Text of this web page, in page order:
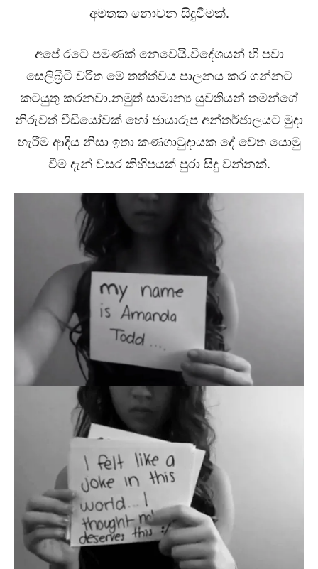
අමතක නොවන සිදුවීමක්.
අපේ රටේ පමණක් නෙවෙයි.විදේශයන් හි පවා
සෙලිබ්‍රිටි චරිත මේ තත්ත්වය පාලනය කර ගන්නට
කටයුතු කරනවා.නමුත් සාමාන්‍ය යුවතියන් තමන්ගේ
නිරුවත් වීඩියෝවක් හෝ ඡායාරූප අන්තර්ජාලයට මුදා
හැරීම ආදිය නිසා ඉතා කණගාටුදායක දේ වෙත යොමු
වීම දැන් වසර කිහිපයක් පුරා සිදු වන්නක්.